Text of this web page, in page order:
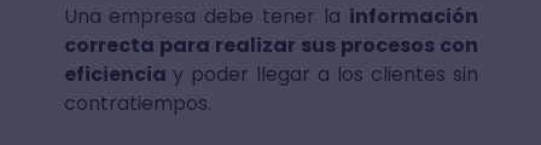
Una empresa debe tener la información
correcta para realizar sus procesos con
eficiencia y poder llegar a los clientes sin
contratiempos.